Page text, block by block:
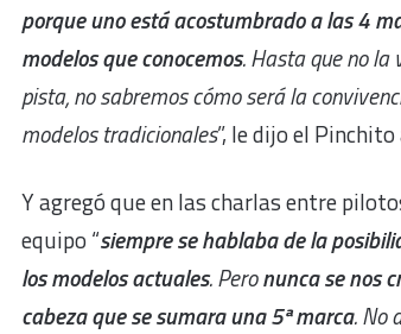
porque uno está acostumbrado a las 4
modelos que conocemos. Hasta que no la
pista, no sabremos cómo será la
modelos tradicionales”, le dijo el Pinchito
Y agregó que en las charlas entre
equipo “siempre se hablaba de la
los modelos actuales. Peronunca se nos
cabeza que se sumara una 5ª marca. No